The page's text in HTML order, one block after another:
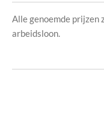
Alle genoemde prijzen
arbeidsloon.